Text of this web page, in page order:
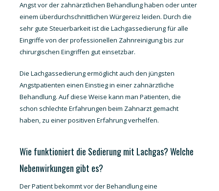
Angst vor der zahnärztlichen Behandlung haben oder unter
einem überdurchschnittlichen Würgereiz leiden. Durch die
sehr gute Steuerbarkeit ist die Lachgassedierung für alle
Eingriffe von der professionellen Zahnreinigung bis zur
chirurgischen Eingriffen gut einsetzbar.
Die Lachgassedierung ermöglicht auch den jüngsten
Angstpatienten einen Einstieg in einer zahnärztliche
Behandlung. Auf diese Weise kann man Patienten, die
schon schlechte Erfahrungen beim Zahnarzt gemacht
haben, zu einer positiven Erfahrung verhelfen.
Wie funktioniert die Sedierung mit Lachgas? Welche
Nebenwirkungen gibt es?
Der Patient bekommt vor der Behandlung eine